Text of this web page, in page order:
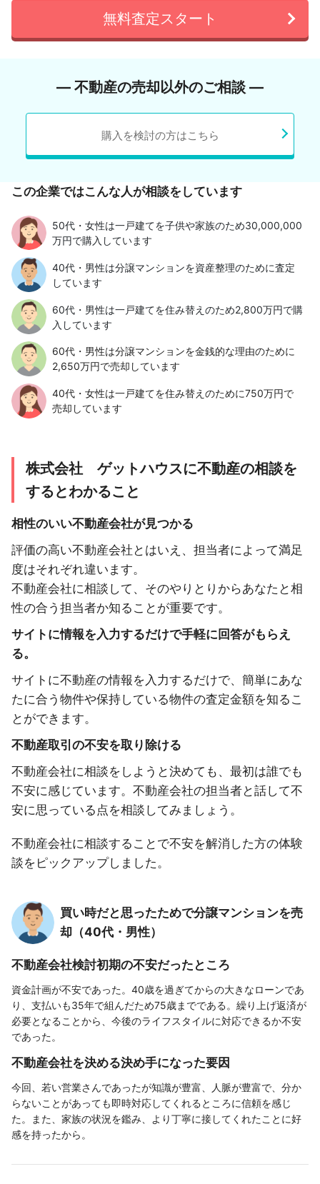
無料査定スタート
― 不動産の売却以外のご相談 ―
購入を検討の方はこちら
この企業ではこんな人が相談をしています
50代・女性は一戸建てを子供や家族のため30,000,000
万円で購入しています
40代・男性は分譲マンションを資産整理のために査定
しています
60代・男性は一戸建てを住み替えのため2,800万円で購
入しています
60代・男性は分譲マンションを金銭的な理由のために
2,650万円で売却しています
40代・女性は一戸建てを住み替えのために750万円で
売却しています
株式会社 ゲットハウスに不動産の相談を
するとわかること
相性のいい不動産会社が見つかる
評価の高い不動産会社とはいえ、担当者によって満足
度はそれぞれ違います。
不動産会社に相談して、そのやりとりからあなたと相
性の合う担当者か知ることが重要です。
サイトに情報を入力するだけで手軽に回答がもらえ
る。
サイトに不動産の情報を入力するだけで、簡単にあな
たに合う物件や保持している物件の査定金額を知るこ
とができます。
不動産取引の不安を取り除ける
不動産会社に相談をしようと決めても、最初は誰でも
不安に感じています。不動産会社の担当者と話して不
安に思っている点を相談してみましょう。
不動産会社に相談することで不安を解消した方の体験
談をピックアップしました。
買い時だと思ったためで分譲マンションを売
却（40代・男性）
不動産会社検討初期の不安だったところ
資金計画が不安であった。40歳を過ぎてからの大きなローンであ
り、支払いも35年で組んだため75歳までである。繰り上げ返済が
必要となることから、今後のライフスタイルに対応できるか不安
であった。
不動産会社を決める決め手になった要因
今回、若い営業さんであったが知識が豊富、人脈が豊富で、分か
らないことがあっても即時対応してくれるところに信頼を感じ
た。また、家族の状況を鑑み、より丁寧に接してくれたことに好
感を持ったから。